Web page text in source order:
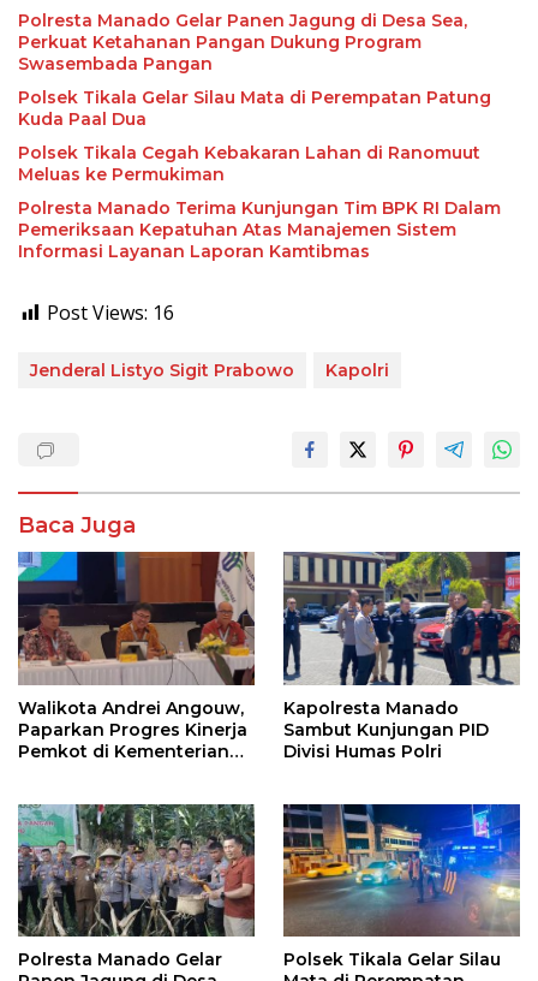
Polresta Manado Gelar Panen Jagung di Desa Sea,
Perkuat Ketahanan Pangan Dukung Program
Swasembada Pangan
Polsek Tikala Gelar Silau Mata di Perempatan Patung
Kuda Paal Dua
Polsek Tikala Cegah Kebakaran Lahan di Ranomuut
Meluas ke Permukiman
Polresta Manado Terima Kunjungan Tim BPK RI Dalam
Pemeriksaan Kepatuhan Atas Manajemen Sistem
Informasi Layanan Laporan Kamtibmas
Post Views: 16
Jenderal Listyo Sigit Prabowo Kapolri
Baca Juga
Walikota Andrei Angouw,
Paparkan Progres Kinerja
Pemkot di Kementerian
Kapolresta Manado
Sambut Kunjungan PID
Divisi Humas Polri
Polresta Manado Gelar
Polsek Tikala Gelar Silau